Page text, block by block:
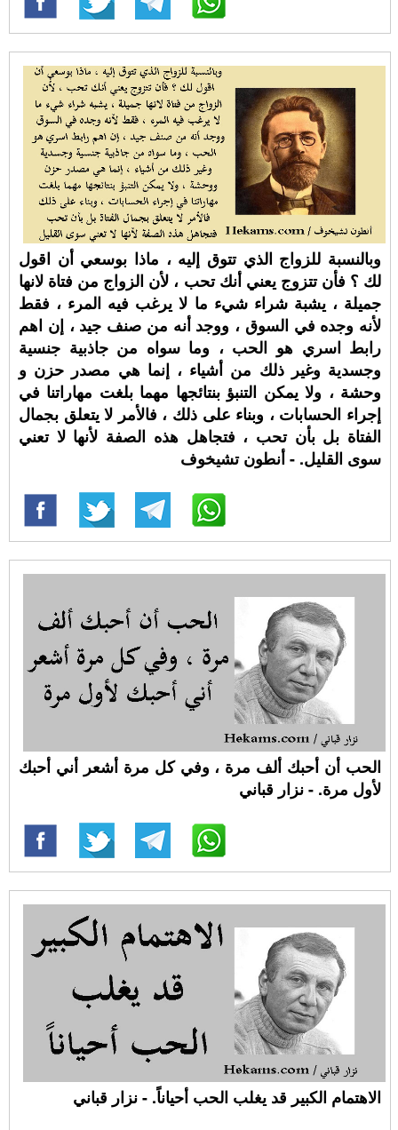
وبالنسبة للزواج الذي تتوق إليه ، ماذا بوسعي أن اقول
لك ؟ فأن تتزوج يعني أنك تحب ، لأن الزواج من فتاة لانها
جميلة ، يشبة شراء شيء ما لا يرغب فيه المرء ، فقط
لأنه وجده في السوق ، ووجد أنه من صنف جيد ، إن اهم
رابط اسري هو الحب ، وما سواه من جاذبية جنسية
وجسدية وغير ذلك من أشياء ، إنما هي مصدر حزن و
وحشة ، ولا يمكن التنبؤ بنتائجها مهما بلغت مهاراتنا في
إجراء الحسابات ، وبناء على ذلك ، فالأمر لا يتعلق بجمال
الفتاة بل بأن تحب ، فتجاهل هذه الصفة لأنها لا تعني
سوى القليل. - أنطون تشيخوف
الحب أن أحبك ألف مرة ، وفي كل مرة أشعر أني أحبك
لأول مرة. - نزار قباني
الاهتمام الكبير قد يغلب الحب أحياناً. - نزار قباني